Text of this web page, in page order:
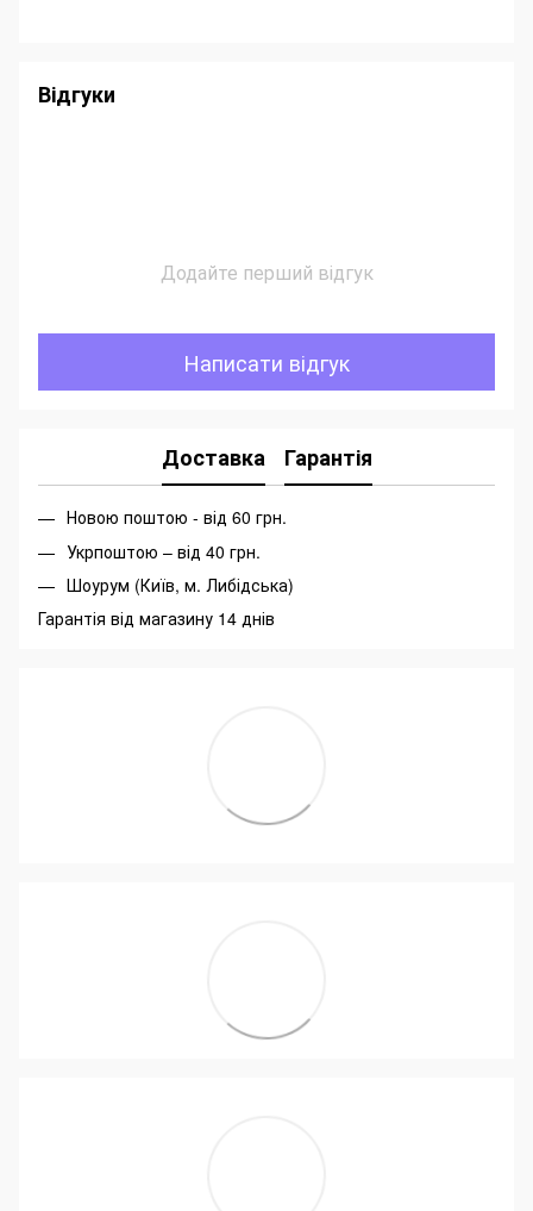
Відгуки
Додайте перший відгук
Написати відгук
Доставка Гарантія
Новою поштою - від 60 грн.
Укрпоштою – від 40 грн.
Шоурум (Київ, м. Либідська)
Гарантія від магазину 14 днів